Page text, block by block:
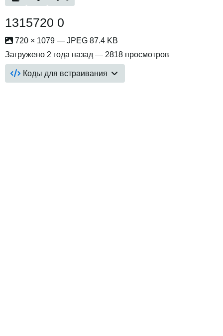
1315720 0
720 × 1079 — JPEG 87.4 KB
Загружено 2 года назад — 2818 просмотров
Коды для встраивания